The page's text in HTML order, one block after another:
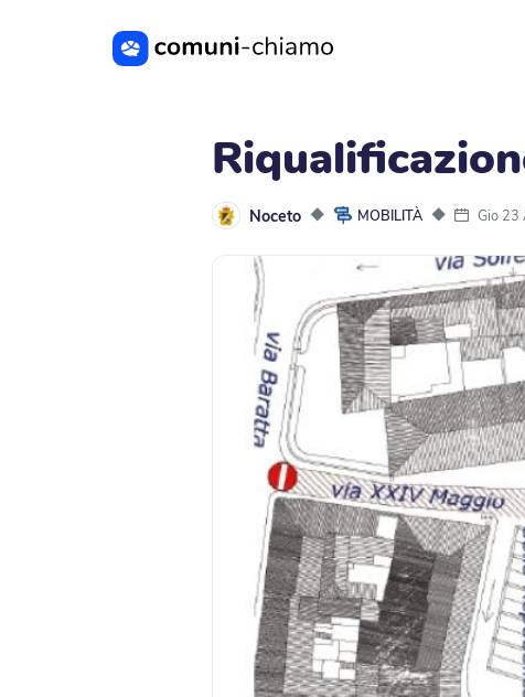
Vai al contenuto principale
Noceto ◆ MOBILITÀ ◆ Gio 23